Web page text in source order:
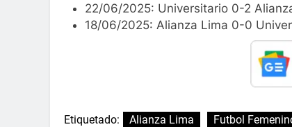
22/06/2025: Universitario 0-2
18/06/2025: Alianza Lima 0-0
Etiquetado: Alianza Lima Futbol